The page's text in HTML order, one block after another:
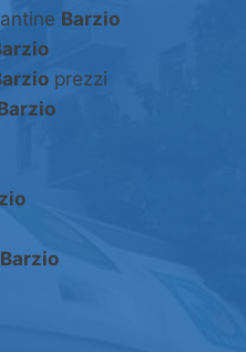
Barzio
prezzi
Barzio